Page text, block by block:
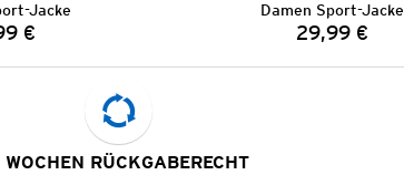
Jacke
€
Damen Sport-Jacke
Preis:
29,99 €
RÜCKGABERECHT